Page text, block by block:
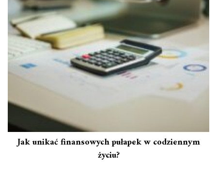
Jak unikać finansowych pułapek w codziennym
życiu?